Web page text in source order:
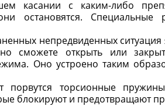
касании с каким-либо
остановятся. Специальные
непредвиденных ситуация
сможете открыть или
Оно устроено таким
порвутся торсионные
блокируют и предотвращают